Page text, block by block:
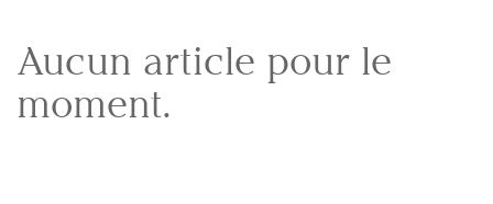
Aucun article pour le
moment.